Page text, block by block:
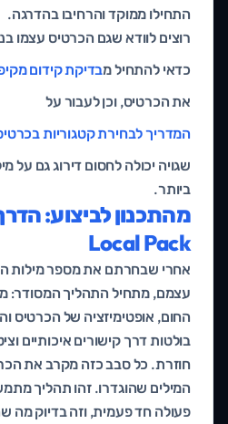
התחילו ממוקד והרחיבו בהדרגה.
רוצים לוודא שגם הכרטיס עצמו
כדאי להתחיל מבדיקת קידום
את הכרטיס, וכן לעבור על
המדריך לבחירת קטגוריות
שגויה יכולה לחסום דירוג גם על
ביותר.
מהתכנון לביצוע:
Local Pack
אחרי שבחרתם את מספר מילות
עצמם, מתחיל התהליך המסודר:
החום, אופטימיזציה של הכרטיס
בולטות דרך קישורים איכותיים
חוזרת. כל סבב כזה מקרב את
המילים שהוגדרו. זהו תהליך
פעולה חד פעמית, וזה בדיוק מה